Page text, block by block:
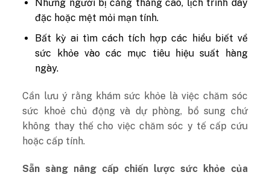
Những người bị căng thẳng cao, lịch trình dày
đặc hoặc mệt mỏi mạn tính.
Bất kỳ ai tìm cách tích hợp các hiểu biết về
sức khỏe vào các mục tiêu hiệu suất hàng
ngày.
Cần lưu ý rằng khám sức khỏe là việc chăm sóc
sức khoẻ chủ động và dự phòng, bổ sung chứ
không thay thế cho việc chăm sóc y tế cấp cứu
hoặc cấp tính.
Sẵn sàng nâng cấp chiến lược sức khỏe của